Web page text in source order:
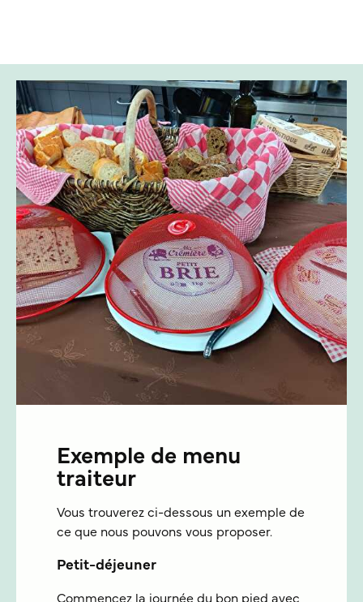
Exemple de menu
traiteur
Vous trouverez ci-dessous un exemple de
ce que nous pouvons vous proposer.
Petit-déjeuner
Commencez la journée du bon pied avec